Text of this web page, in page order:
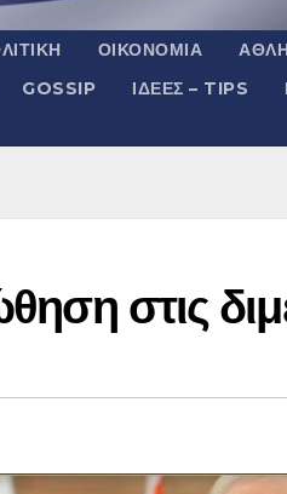
ΟΙΚΟΝΟΜΊΑ
GOSSIP ΙΔΈΕΣ – TIPS
στις